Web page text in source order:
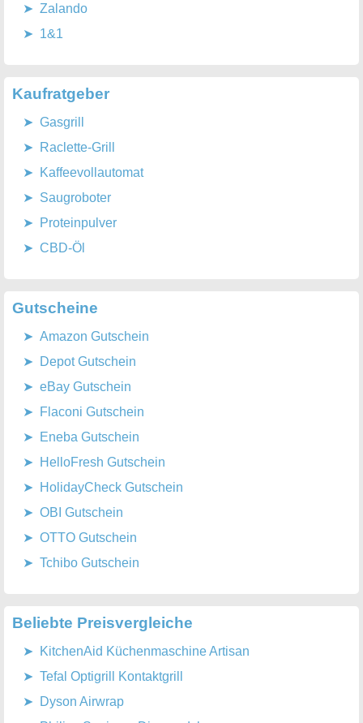
Zalando
1&1
Kaufratgeber
Gasgrill
Raclette-Grill
Kaffeevollautomat
Saugroboter
Proteinpulver
CBD-Öl
Gutscheine
Amazon Gutschein
Depot Gutschein
eBay Gutschein
Flaconi Gutschein
Eneba Gutschein
HelloFresh Gutschein
HolidayCheck Gutschein
OBI Gutschein
OTTO Gutschein
Tchibo Gutschein
Beliebte Preisvergleiche
KitchenAid Küchenmaschine Artisan
Tefal Optigrill Kontaktgrill
Dyson Airwrap